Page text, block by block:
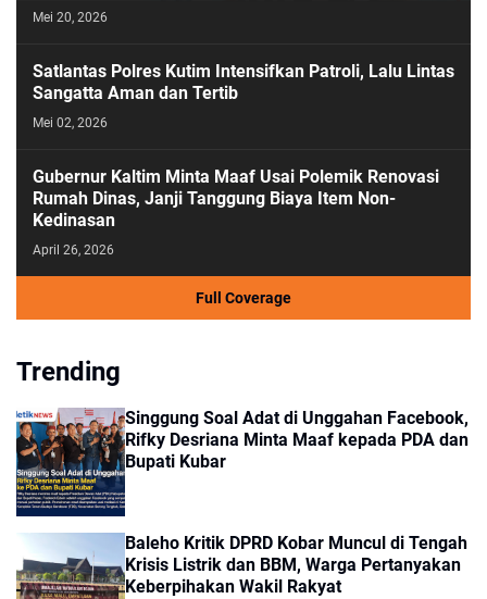
Mei 20, 2026
Satlantas Polres Kutim Intensifkan Patroli, Lalu Lintas
Sangatta Aman dan Tertib
Mei 02, 2026
Gubernur Kaltim Minta Maaf Usai Polemik Renovasi
Rumah Dinas, Janji Tanggung Biaya Item Non-
Kedinasan
April 26, 2026
Full Coverage
Trending
Singgung Soal Adat di Unggahan Facebook,
Rifky Desriana Minta Maaf kepada PDA dan
Bupati Kubar
Baleho Kritik DPRD Kobar Muncul di Tengah
Krisis Listrik dan BBM, Warga Pertanyakan
Keberpihakan Wakil Rakyat